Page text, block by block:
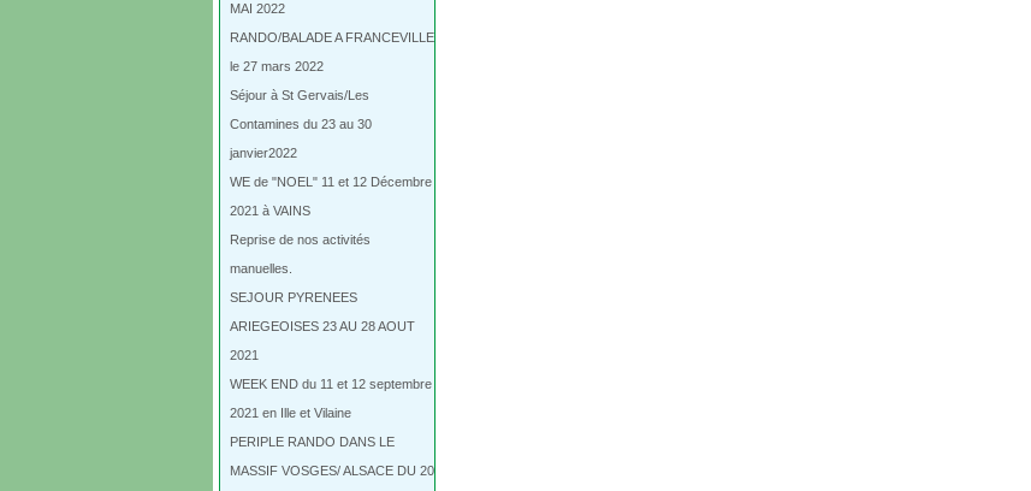
MAI 2022
RANDO/BALADE A FRANCEVILLE
le 27 mars 2022
Séjour à St Gervais/Les
Contamines du 23 au 30
janvier2022
WE de "NOEL" 11 et 12 Décembre
2021 à VAINS
Reprise de nos activités
manuelles.
SEJOUR PYRENEES
ARIEGEOISES 23 AU 28 AOUT
2021
WEEK END du 11 et 12 septembre
2021 en Ille et Vilaine
PERIPLE RANDO DANS LE
MASSIF VOSGES/ ALSACE DU 20